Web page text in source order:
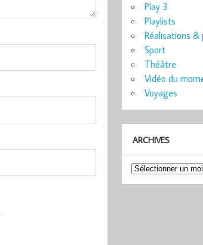
Play 3
Playlists
Réalisations &
Sport
Théâtre
Vidéo du
Voyages
ARCHIVES
Archives